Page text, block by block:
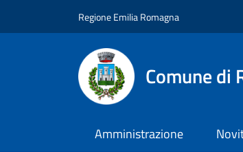
Regione Emilia Romagna
Comune di
Amministrazione